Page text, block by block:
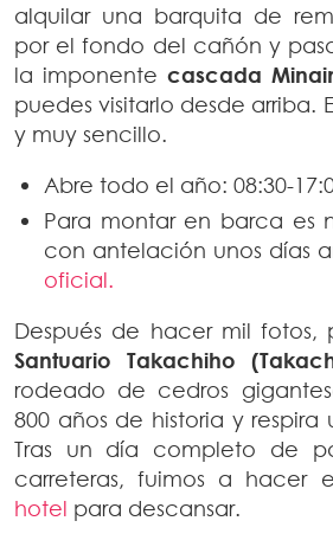
alquilar una barquita de
por el fondo del cañón y
la imponente cascada
puedes visitarlo desde arriba.
y muy sencillo.
Abre todo el año: 08:30-
Para montar en barca es
con antelación unos días
oficial.
Después de hacer mil fotos,
Santuario Takachiho
rodeado de cedros
800 años de historia y respira
Tras un día completo de
carreteras, fuimos a hacer
hotel para descansar.